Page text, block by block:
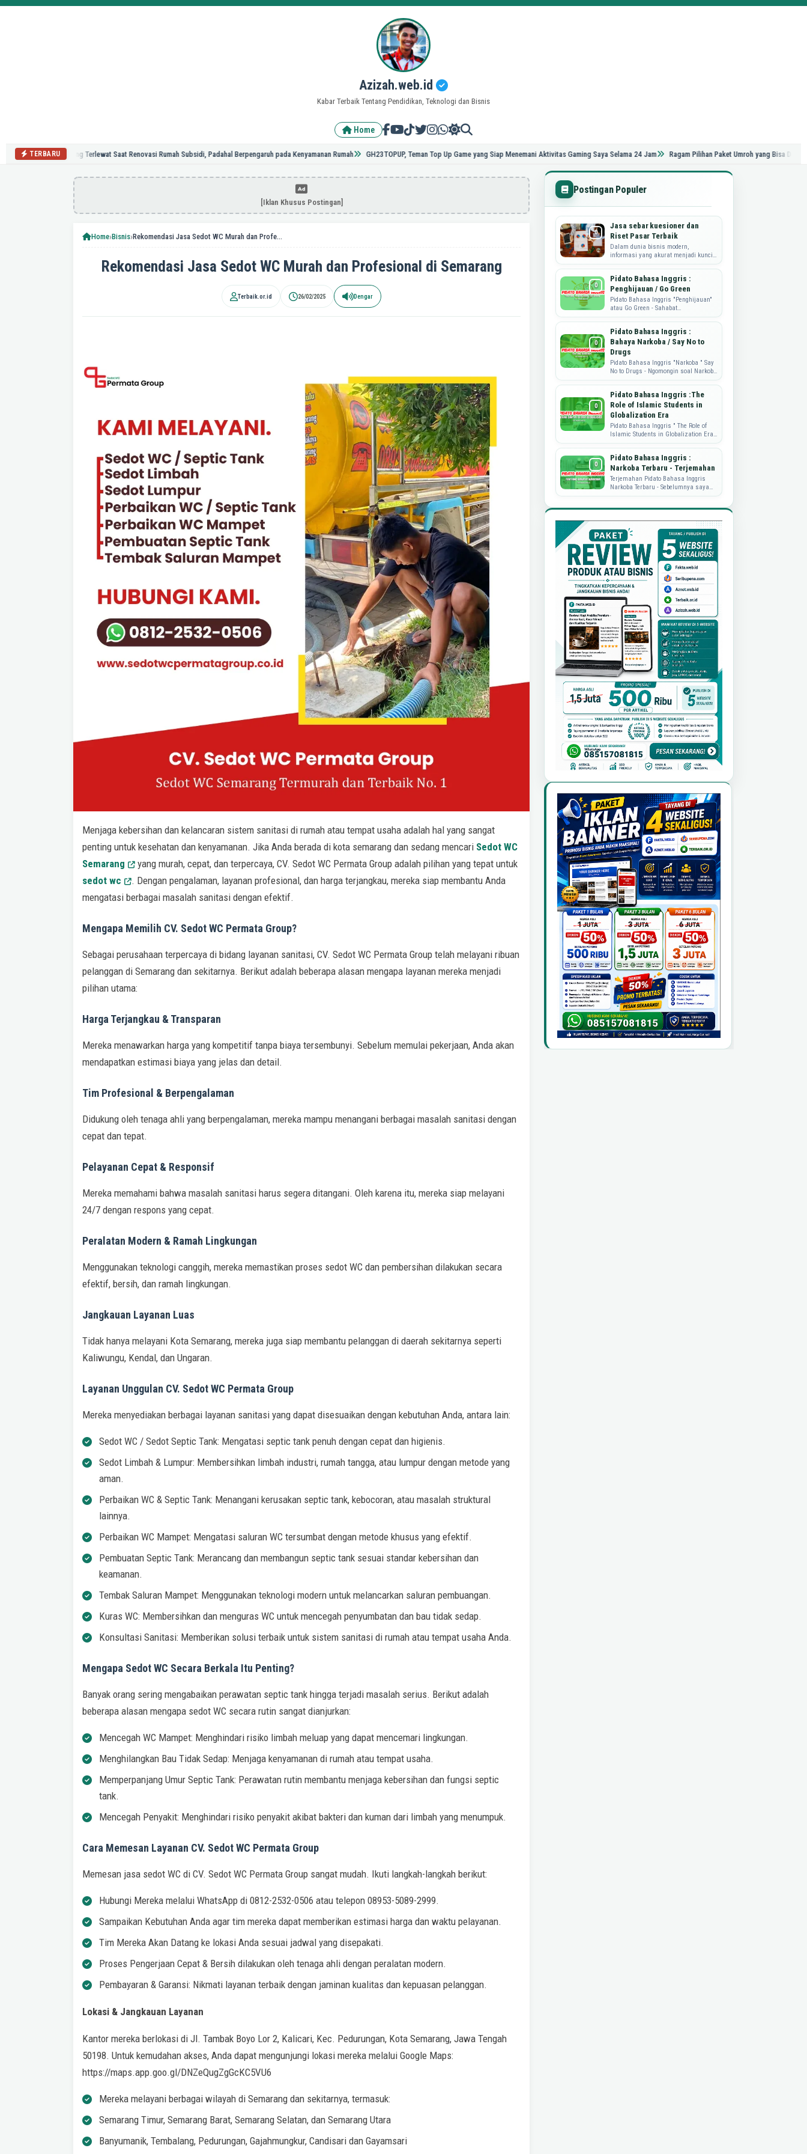
Azizah.web.id
Kabar Terbaik Tentang Pendidikan, Teknologi dan Bisnis
Home
TERBARU
Hal yang Sering Terlewat Saat Renovasi Rumah Subsidi, Padahal Berpengaruh pada Kenyamanan Rumah GH23TOPUP, Teman Top Up Game yang Siap Menemani Aktivitas Gaming Saya Selama 24 Jam Ragam Pilihan Paket Umroh yang Bisa
[Iklan Khusus Postingan]
Home›Bisnis› Rekomendasi Jasa Sedot WC Murah dan Profesional di Semarang
Rekomendasi Jasa Sedot WC Murah dan Profesional di Semarang
Terbaik.or.id 26/02/2025 Dengar
Menjaga kebersihan dan kelancaran sistem sanitasi di rumah atau tempat usaha adalah hal yang sangat
penting untuk kesehatan dan kenyamanan. Jika Anda berada di kota semarang dan sedang mencari Sedot WC
Semarang
yang murah, cepat, dan terpercaya, CV. Sedot WC Permata Group adalah pilihan yang tepat untuk
sedot wc
. Dengan pengalaman, layanan profesional, dan harga terjangkau, mereka siap membantu Anda
mengatasi berbagai masalah sanitasi dengan efektif.
Mengapa Memilih CV. Sedot WC Permata Group?
Sebagai perusahaan terpercaya di bidang layanan sanitasi, CV. Sedot WC Permata Group telah melayani ribuan
pelanggan di Semarang dan sekitarnya. Berikut adalah beberapa alasan mengapa layanan mereka menjadi
pilihan utama:
Harga Terjangkau & Transparan
Mereka menawarkan harga yang kompetitif tanpa biaya tersembunyi. Sebelum memulai pekerjaan, Anda akan
mendapatkan estimasi biaya yang jelas dan detail.
Tim Profesional & Berpengalaman
Didukung oleh tenaga ahli yang berpengalaman, mereka mampu menangani berbagai masalah sanitasi dengan
cepat dan tepat.
Pelayanan Cepat & Responsif
Mereka memahami bahwa masalah sanitasi harus segera ditangani. Oleh karena itu, mereka siap melayani
24/7 dengan respons yang cepat.
Peralatan Modern & Ramah Lingkungan
Menggunakan teknologi canggih, mereka memastikan proses sedot WC dan pembersihan dilakukan secara
efektif, bersih, dan ramah lingkungan.
Jangkauan Layanan Luas
Tidak hanya melayani Kota Semarang, mereka juga siap membantu pelanggan di daerah sekitarnya seperti
Kaliwungu, Kendal, dan Ungaran.
Layanan Unggulan CV. Sedot WC Permata Group
Mereka menyediakan berbagai layanan sanitasi yang dapat disesuaikan dengan kebutuhan Anda, antara lain:
Sedot WC / Sedot Septic Tank: Mengatasi septic tank penuh dengan cepat dan higienis.
Sedot Limbah & Lumpur: Membersihkan limbah industri, rumah tangga, atau lumpur dengan metode yang
aman.
Perbaikan WC & Septic Tank: Menangani kerusakan septic tank, kebocoran, atau masalah struktural
lainnya.
Perbaikan WC Mampet: Mengatasi saluran WC tersumbat dengan metode khusus yang efektif.
Pembuatan Septic Tank: Merancang dan membangun septic tank sesuai standar kebersihan dan
keamanan.
Tembak Saluran Mampet: Menggunakan teknologi modern untuk melancarkan saluran pembuangan.
Kuras WC: Membersihkan dan menguras WC untuk mencegah penyumbatan dan bau tidak sedap.
Konsultasi Sanitasi: Memberikan solusi terbaik untuk sistem sanitasi di rumah atau tempat usaha Anda.
Mengapa Sedot WC Secara Berkala Itu Penting?
Banyak orang sering mengabaikan perawatan septic tank hingga terjadi masalah serius. Berikut adalah
beberapa alasan mengapa sedot WC secara rutin sangat dianjurkan:
Mencegah WC Mampet: Menghindari risiko limbah meluap yang dapat mencemari lingkungan.
Menghilangkan Bau Tidak Sedap: Menjaga kenyamanan di rumah atau tempat usaha.
Memperpanjang Umur Septic Tank: Perawatan rutin membantu menjaga kebersihan dan fungsi septic
tank.
Mencegah Penyakit: Menghindari risiko penyakit akibat bakteri dan kuman dari limbah yang menumpuk.
Cara Memesan Layanan CV. Sedot WC Permata Group
Memesan jasa sedot WC di CV. Sedot WC Permata Group sangat mudah. Ikuti langkah-langkah berikut:
Hubungi Mereka melalui WhatsApp di 0812-2532-0506 atau telepon 08953-5089-2999.
Sampaikan Kebutuhan Anda agar tim mereka dapat memberikan estimasi harga dan waktu pelayanan.
Tim Mereka Akan Datang ke lokasi Anda sesuai jadwal yang disepakati.
Proses Pengerjaan Cepat & Bersih dilakukan oleh tenaga ahli dengan peralatan modern.
Pembayaran & Garansi: Nikmati layanan terbaik dengan jaminan kualitas dan kepuasan pelanggan.
Lokasi & Jangkauan Layanan
Kantor mereka berlokasi di Jl. Tambak Boyo Lor 2, Kalicari, Kec. Pedurungan, Kota Semarang, Jawa Tengah
50198. Untuk kemudahan akses, Anda dapat mengunjungi lokasi mereka melalui Google Maps:
https://maps.app.goo.gl/DNZeQugZgGcKC5VU6
Mereka melayani berbagai wilayah di Semarang dan sekitarnya, termasuk:
Semarang Timur, Semarang Barat, Semarang Selatan, dan Semarang Utara
Banyumanik, Tembalang, Pedurungan, Gajahmungkur, Candisari dan Gayamsari
Postingan Populer
Jasa sebar kuesioner dan
Riset Pasar Terbaik
Dalam dunia bisnis modern,
informasi yang akurat menjadi kunci
utama dalam merumuskan strategi,
mengembangkan produk, dan
memahami kebutuhan...
Pidato Bahasa Inggris :
Penghijauan / Go Green
Pidato Bahasa Inggris "Penghijauan"
atau Go Green - Sahabat
Dataguru.web.id, pidato yang di share
ini adalah tulisan dari mbak ...
Pidato Bahasa Inggris :
Bahaya Narkoba / Say No to
Drugs
Pidato Bahasa Inggris "Narkoba " Say
No to Drugs - Ngomongin soal Narkoba
nih, memang sungguh
memprihatinkan. Nah, sebagai wujud
...
Pidato Bahasa Inggris :The
Role of Islamic Students in
Globalization Era
Pidato Bahasa Inggris " The Role of
Islamic Students in Globalization Era"
Pidato Bahasa Inggris kali ini akan
berbagi soal peran...
Pidato Bahasa Inggris :
Narkoba Terbaru - Terjemahan
Terjemahan Pidato Bahasa Inggris
Narkoba Terbaru - Sebelumnya saya
sudah pernah publish perihal Pidato
Namu...